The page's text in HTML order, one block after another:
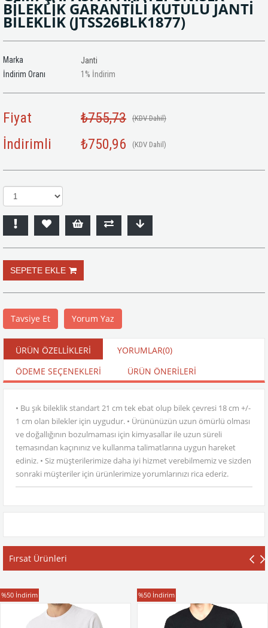
BİLEKLİK GARANTİLİ KUTULU JANTİ
BİLEKLİK (JTSS26BLK1877)
Marka
Janti
İndirim Oranı
%
1 İndirim
Fiyat ₺755,73 (KDV Dahil)
İndirimli ₺750,96 (KDV Dahil)
Tavsiye Et Yorum Yaz
ÜRÜN ÖZELLIKLERI YORUMLAR(0)
ÖDEME SEÇENEKLERI
ÜRÜN ÖNERILERI
• Bu şık bileklik standart 21 cm tek ebat olup bilek çevresi 18 cm +/-
1 cm olan bilekler için uygudur. • Ürününüzün uzun ömürlü olması
ve doğallığının bozulmaması için kimyasallar ile uzun süreli
temasından kaçınınız ve kullanma talimatlarına uygun hareket
ediniz. • Siz müşterilerimize daha iyi hizmet verebilmemiz ve sizden
sonraki müşteriler için ürünlerimize yorumlarınızı rica ederiz.
Fırsat Ürünleri
T-Shirt
%50 İndirim T-Shirt
%50 İndirim